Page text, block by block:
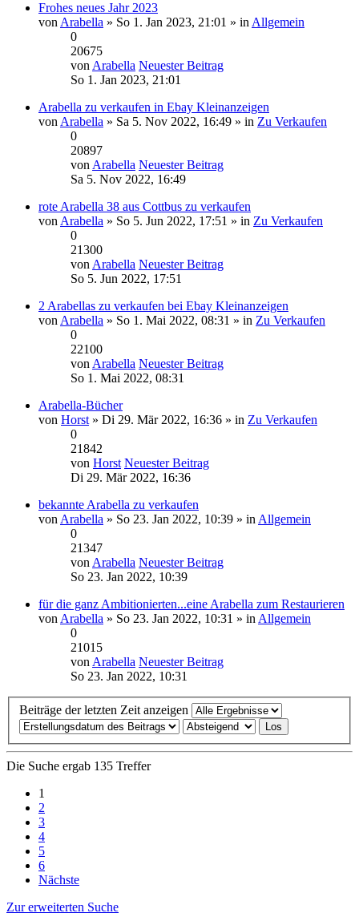
Frohes neues Jahr 2023
von Arabella » So 1. Jan 2023, 21:01 » in Allgemein
0
20675
von Arabella Neuester Beitrag
So 1. Jan 2023, 21:01
Arabella zu verkaufen in Ebay Kleinanzeigen
von Arabella » Sa 5. Nov 2022, 16:49 » in Zu Verkaufen
0
20897
von Arabella Neuester Beitrag
Sa 5. Nov 2022, 16:49
rote Arabella 38 aus Cottbus zu verkaufen
von Arabella » So 5. Jun 2022, 17:51 » in Zu Verkaufen
0
21300
von Arabella Neuester Beitrag
So 5. Jun 2022, 17:51
2 Arabellas zu verkaufen bei Ebay Kleinanzeigen
von Arabella » So 1. Mai 2022, 08:31 » in Zu Verkaufen
0
22100
von Arabella Neuester Beitrag
So 1. Mai 2022, 08:31
Arabella-Bücher
von Horst » Di 29. Mär 2022, 16:36 » in Zu Verkaufen
0
21842
von Horst Neuester Beitrag
Di 29. Mär 2022, 16:36
bekannte Arabella zu verkaufen
von Arabella » So 23. Jan 2022, 10:39 » in Allgemein
0
21347
von Arabella Neuester Beitrag
So 23. Jan 2022, 10:39
für die ganz Ambitionierten...eine Arabella zum Restaurieren
von Arabella » So 23. Jan 2022, 10:31 » in Allgemein
0
21015
von Arabella Neuester Beitrag
So 23. Jan 2022, 10:31
Beiträge der letzten Zeit anzeigen
Die Suche ergab 135 Treffer
1
2
3
4
5
6
Nächste
Zur erweiterten Suche